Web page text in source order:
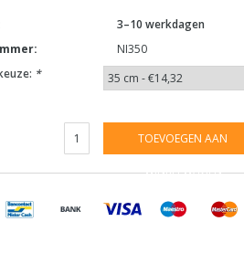
3–10 werkdagen
NI350
*
TOEVOEGEN AAN
WINKELWAGEN